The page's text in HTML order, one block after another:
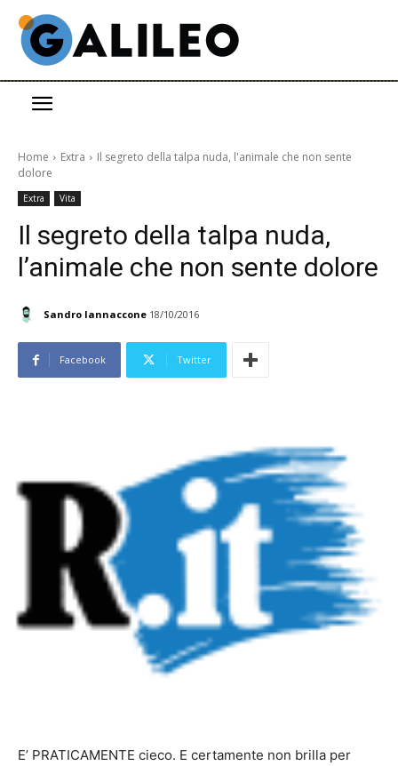
Home Extra
Il segreto della talpa nuda, l'animale che non sente
dolore
Extra Vita
Il segreto della talpa nuda,
l’animale che non sente dolore
Sandro Iannaccone 18/10/2016
Facebook Twitter
E’ PRATICAMENTE cieco. E certamente non brilla per